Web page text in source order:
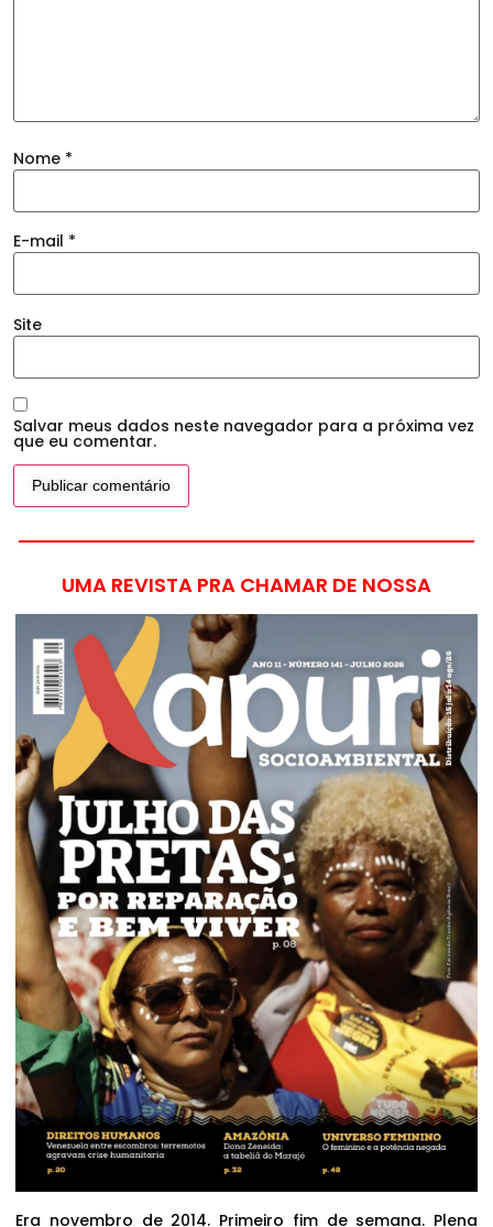
Nome *
E-mail *
Site
Salvar meus dados neste navegador para a próxima vez
que eu comentar.
UMA REVISTA PRA CHAMAR DE NOSSA
Era novembro de 2014. Primeiro fim de semana. Plena